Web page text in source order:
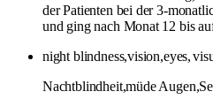
der Patienten bei der 3-
und ging nach Monat 12 bis
night blindness,vision,eyes,
Nachtblindheit,müde